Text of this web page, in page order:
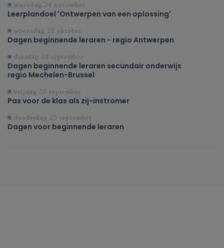
maandag 24 november
Leerplandoel 'Ontwerpen van een oplossing'
woensdag 22 oktober
Dagen beginnende leraren - regio Antwerpen
dinsdag 30 september
Dagen beginnende leraren secundair onderwijs
regio Mechelen-Brussel
vrijdag 26 september
Pas voor de klas als zij-instromer
donderdag 25 september
Dagen voor beginnende leraren